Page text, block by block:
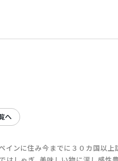
へ
インに住み今までに３０カ国以